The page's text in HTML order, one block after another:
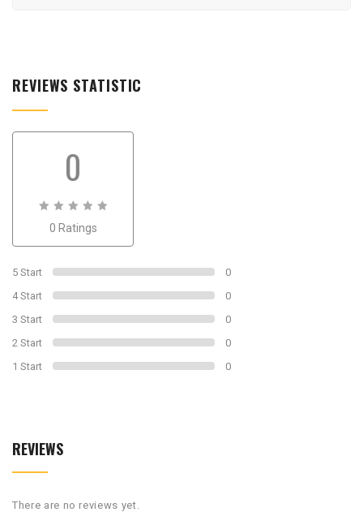
REVIEWS STATISTIC
0
out
0
0 Ratings
5 Start
0
4 Start
0
3 Start
0
2 Start
0
1 Start
0
REVIEWS
There are no reviews yet.